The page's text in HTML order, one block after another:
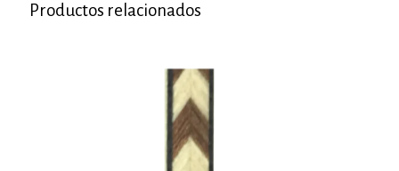
Productos relacionados